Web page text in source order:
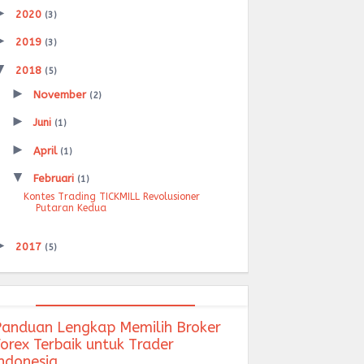
2020 (3)
2019 (3)
2018 (5)
► November (2)
►Juni (1)
► April (1)
▼ Februari (1)
Kontes Trading TICKMILL Revolusioner
Putaran Kedua
2017 (5)
Lengkap Memilih Broker
Terbaik untuk Trader